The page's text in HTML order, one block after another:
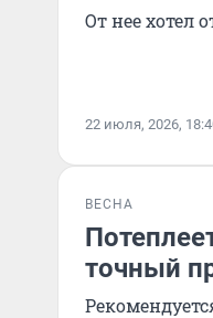
От нее хотел
22 июля, 2026,
ВЕСНА
точный